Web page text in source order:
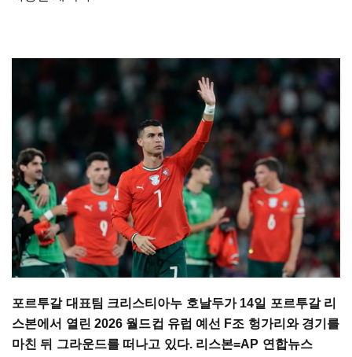
포르투갈 대표팀 크리스티아누 호날두가 14일 포르투갈 리
스본에서 열린 2026 월드컵 유럽 예선 F조 헝가리와 경기를
마친 뒤 그라운드를 떠나고 있다. 리스본=AP 연합뉴스